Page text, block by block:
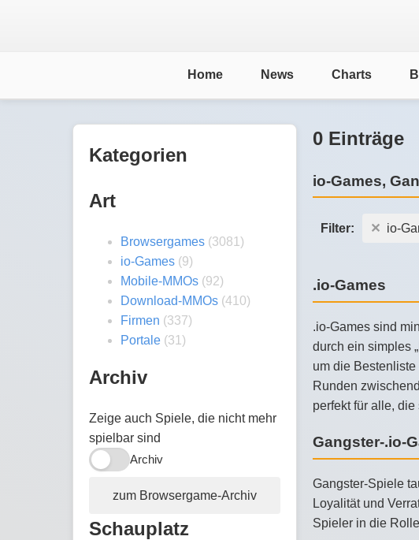
Home News Charts
Kategorien
Art
Browsergames (3081)
io-Games (9)
Mobile-MMOs (92)
Download-MMOs (410)
Firmen (337)
Portale (31)
Archiv
Zeige auch Spiele, die nicht mehr
spielbar sind
Archiv
zum Browsergame-Archiv
Schauplatz
0 Einträge
io-Games,
Filter: io-
.io-Games
.io-Games sind
durch ein simples
um die
Runden
perfekt für alle,
Gangster-.io-
Gangster-Spiele
Loyalität und
Spieler in die